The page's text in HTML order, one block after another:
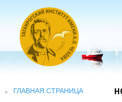
ГЛАВНАЯ СТРАНИЦА